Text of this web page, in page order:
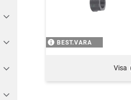
BEST.VARA
Visa